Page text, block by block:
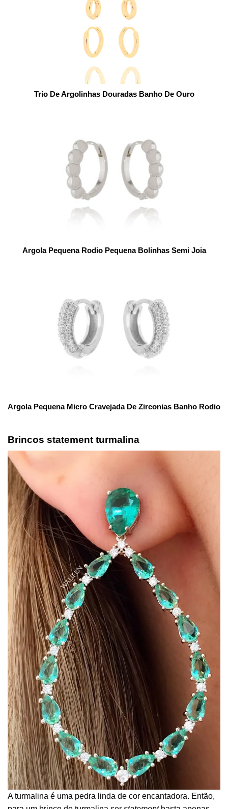
Trio De Argolinhas Douradas Banho De Ouro
Argola Pequena Rodio Pequena Bolinhas Semi Joia
Argola Pequena Micro Cravejada De Zirconias Banho Rodio
Brincos statement turmalina
A turmalina é uma pedra linda de cor encantadora. Então,